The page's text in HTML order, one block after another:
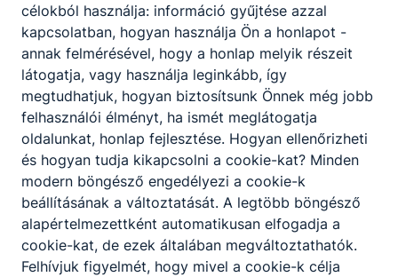
célokból használja: információ gyűjtése azzal
kapcsolatban, hogyan használja Ön a honlapot -
annak felmérésével, hogy a honlap melyik részeit
látogatja, vagy használja leginkább, így
megtudhatjuk, hogyan biztosítsunk Önnek még jobb
felhasználói élményt, ha ismét meglátogatja
oldalunkat, honlap fejlesztése. Hogyan ellenőrizheti
és hogyan tudja kikapcsolni a cookie-kat? Minden
modern böngésző engedélyezi a cookie-k
beállításának a változtatását. A legtöbb böngésző
alapértelmezettként automatikusan elfogadja a
cookie-kat, de ezek általában megváltoztathatók.
Felhívjuk figyelmét, hogy mivel a cookie-k célja